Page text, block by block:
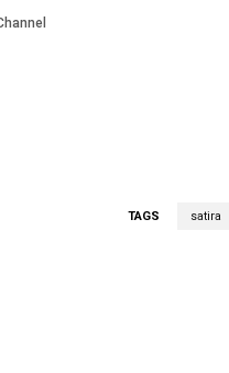
TAGS satira